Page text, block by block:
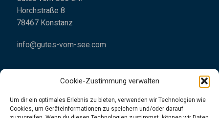
Cookie-Zustimmung verwalten
Um dir ein optimales Erlebnis zu bieten, verwenden wir Technologien wie
Cookies, um Geräteinformationen zu speichern und/oder darauf
Horchstraße 8
78467 Konstanz
info@gutes-vom-see.com
Impressum